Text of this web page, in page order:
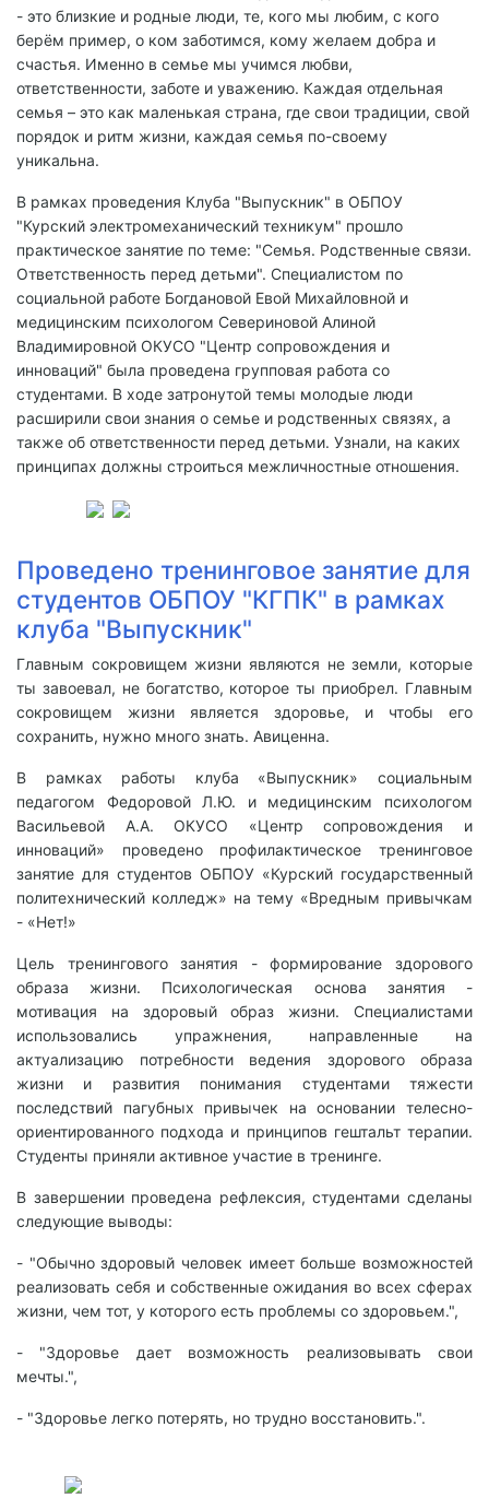
- это близкие и родные люди, те, кого мы любим, с кого
берём пример, о ком заботимся, кому желаем добра и
счастья. Именно в семье мы учимся любви,
ответственности, заботе и уважению. Каждая отдельная
семья – это как маленькая страна, где свои традиции, свой
порядок и ритм жизни, каждая семья по-своему
уникальна.
В рамках проведения Клуба "Выпускник" в ОБПОУ
"Курский электромеханический техникум" прошло
практическое занятие по теме: "Семья. Родственные связи.
Ответственность перед детьми". Специалистом по
социальной работе Богдановой Евой Михайловной и
медицинским психологом Севериновой Алиной
Владимировной ОКУСО "Центр сопровождения и
инноваций" была проведена групповая работа со
студентами. В ходе затронутой темы молодые люди
расширили свои знания о семье и родственных связях, а
также об ответственности перед детьми. Узнали, на каких
принципах должны строиться межличностные отношения.
Проведено тренинговое занятие для
студентов ОБПОУ "КГПК" в рамках
клуба "Выпускник"
Главным сокровищем жизни являются не земли, которые
ты завоевал, не богатство, которое ты приобрел. Главным
сокровищем жизни является здоровье, и чтобы его
сохранить, нужно много знать. Авиценна.
В рамках работы клуба «Выпускник» социальным
педагогом Федоровой Л.Ю. и медицинским психологом
Васильевой А.А. ОКУСО «Центр сопровождения и
инноваций» проведено профилактическое тренинговое
занятие для студентов ОБПОУ «Курский государственный
политехнический колледж» на тему «Вредным привычкам
- «Нет!»
Цель тренингового занятия - формирование здорового
образа жизни. Психологическая основа занятия -
мотивация на здоровый образ жизни. Специалистами
использовались упражнения, направленные на
актуализацию потребности ведения здорового образа
жизни и развития понимания студентами тяжести
последствий пагубных привычек на основании телесно-
ориентированного подхода и принципов гештальт терапии.
Студенты приняли активное участие в тренинге.
В завершении проведена рефлексия, студентами сделаны
следующие выводы:
- "Обычно здоровый человек имеет больше возможностей
реализовать себя и собственные ожидания во всех сферах
жизни, чем тот, у которого есть проблемы со здоровьем.",
- "Здоровье дает возможность реализовывать свои
мечты.",
- "Здоровье легко потерять, но трудно восстановить.".